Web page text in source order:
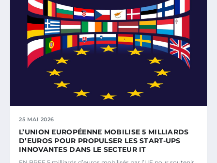
25 MAI 2026
L’UNION EUROPÉENNE MOBILISE 5 MILLIARDS
D’EUROS POUR PROPULSER LES START-UPS
INNOVANTES DANS LE SECTEUR IT